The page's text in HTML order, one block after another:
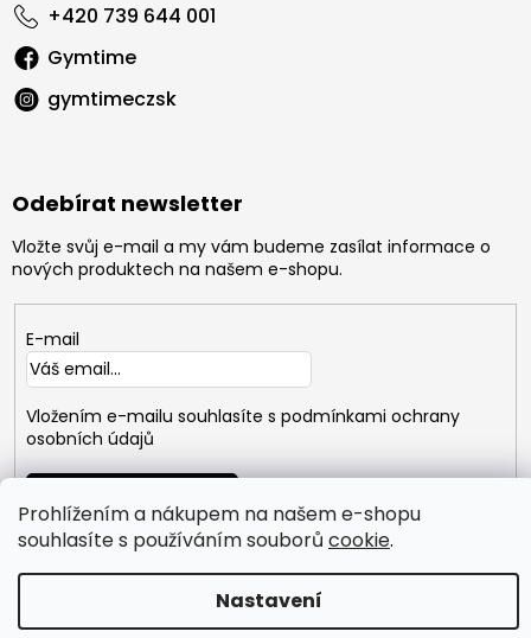
Prohlížením a nákupem na našem e-shopu
souhlasíte s používáním souborů cookie.
Nastavení
+420 739 644 001
Gymtime
gymtimeczsk
Odebírat newsletter
Vložte svůj e-mail a my vám budeme zasílat informace o
nových produktech na našem e-shopu.
E-mail
Vložením e-mailu souhlasíte s podmínkami ochrany
osobních údajů
SE
Vytvořil Shoptet